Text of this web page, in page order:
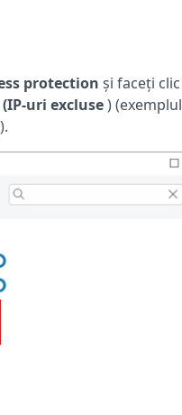
protection și faceți
uri excluse)